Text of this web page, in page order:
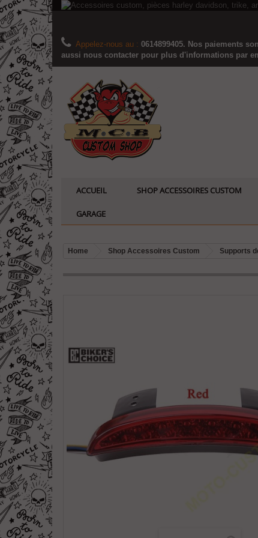
Appelez-nous au : 0614899405. Nos paiements
aussi nous contacter pour plus d'informations par
ACCUEIL SHOP ACCESSOIRES CUSTOM
GARAGE
Home Shop Accessoires Custom Supports